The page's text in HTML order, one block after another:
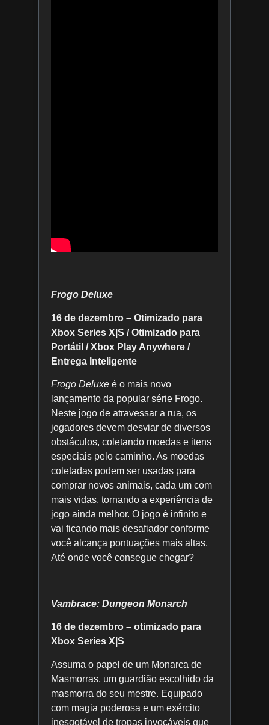
Frogo Deluxe
16 de dezembro – Otimizado para
Xbox Series X|S / Otimizado para
Portátil / Xbox Play Anywhere /
Entrega Inteligente
Frogo Deluxe é o mais novo
lançamento da popular série Frogo.
Neste jogo de atravessar a rua, os
jogadores devem desviar de diversos
obstáculos, coletando moedas e itens
especiais pelo caminho. As moedas
coletadas podem ser usadas para
comprar novos animais, cada um com
mais vidas, tornando a experiência de
jogo ainda melhor. O jogo é infinito e
vai ficando mais desafiador conforme
você alcança pontuações mais altas.
Até onde você consegue chegar?
Vambrace: Dungeon Monarch
16 de dezembro – otimizado para
Xbox Series X|S
Assuma o papel de um Monarca de
Masmorras, um guardião escolhido da
masmorra do seu mestre. Equipado
com magia poderosa e um exército
inesgotável de tropas invocáveis que